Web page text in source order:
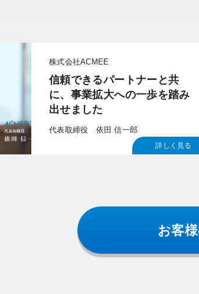
株式会社ACMEE
信頼できるパートナーと共
に、事業拡大への一歩を踏み
出せました
代表取締役 依田 信一郎
詳しく見る
お客